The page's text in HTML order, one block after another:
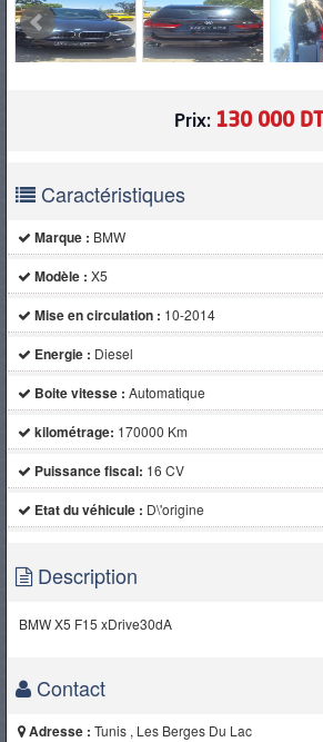
Prix: 130 000 DT
Caractéristiques
Marque : BMW
Modèle : X5
Mise en circulation : 10-2014
Energie : Diesel
Boite vitesse : Automatique
kilométrage: 170000 Km
Puissance fiscal: 16 CV
Etat du véhicule : D\'origine
Description
BMW X5 F15 xDrive30dA
Contact
Adresse : Tunis , Les Berges Du Lac